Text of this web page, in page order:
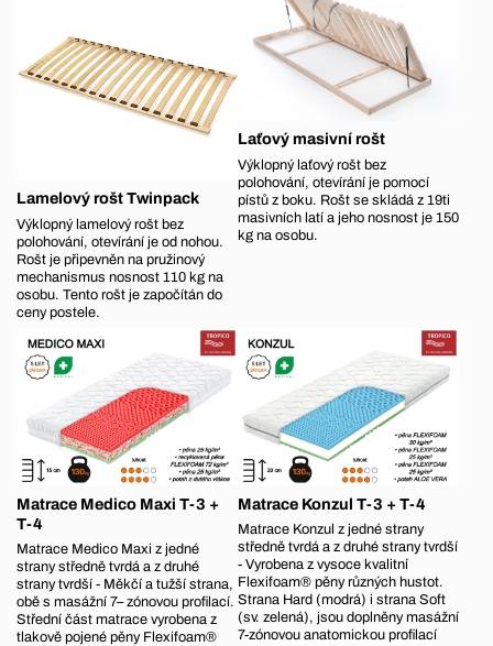
Lamelový rošt Twinpack
Výklopný lamelový rošt bez
polohování, otevírání je od nohou.
Rošt je připevněn na pružinový
mechanismus nosnost 110 kg na
osobu. Tento rošt je započítán do
ceny postele.
Laťový masivní rošt
Výklopný laťový rošt bez
polohování, otevírání je pomocí
pístů z boku. Rošt se skládá z 19ti
masivních latí a jeho nosnost je 150
kg na osobu.
Matrace Medico Maxi T-3 +
T-4
Matrace Medico Maxi z jedné
strany středně tvrdá a z druhé
strany tvrdší - Měkčí a tužší strana,
obě s masážní 7– zónovou profilací.
Střední část matrace vyrobena z
tlakově pojené pěny Flexifoam®
Matrace Konzul T-3 + T-4
Matrace Konzul z jedné strany
středně tvrdá a z druhé strany tvrdší
- Vyrobena z vysoce kvalitní
Flexifoam® pěny různých hustot.
Strana Hard (modrá) i strana Soft
(sv. zelená), jsou doplněny masážní
7-zónovou anatomickou profilací